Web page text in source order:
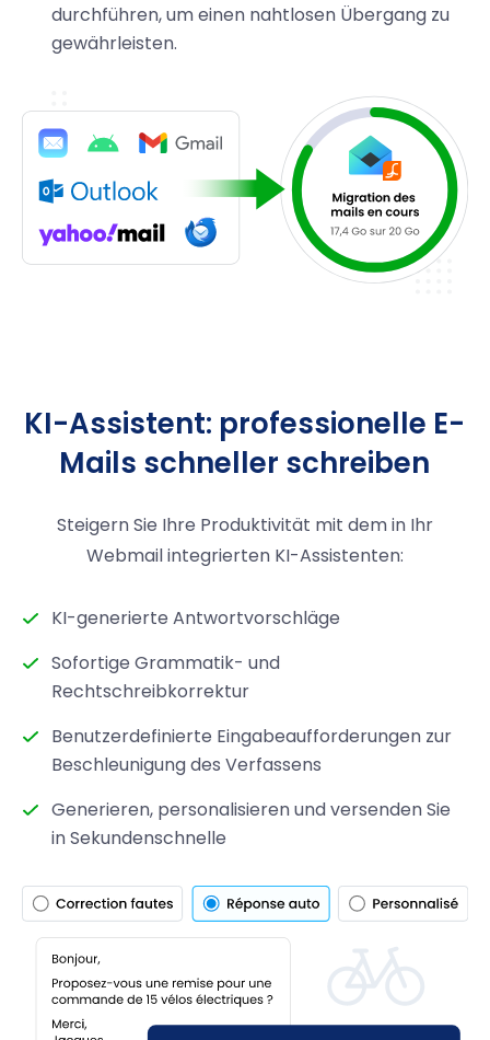
durchführen, um einen nahtlosen Übergang zu
gewährleisten.
KI-Assistent: professionelle E-
Mails schneller schreiben
Steigern Sie Ihre Produktivität mit dem in Ihr
Webmail integrierten KI-Assistenten:
KI-generierte Antwortvorschläge
Sofortige Grammatik- und
Rechtschreibkorrektur
Benutzerdefinierte Eingabeaufforderungen zur
Beschleunigung des Verfassens
Generieren, personalisieren und versenden Sie
in Sekundenschnelle